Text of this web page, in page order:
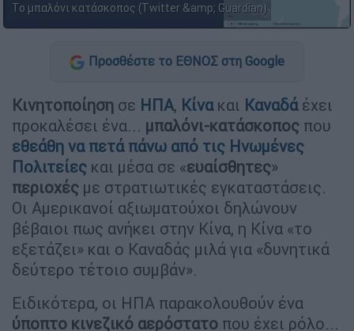
Το μπαλόνι κατάσκοπος (Twitter &amp; Guardian)
Προσθέστε το ΕΘΝΟΣ στη Google
Κινητοποίηση σε ΗΠΑ, Κίνα και Καναδά έχει
προκαλέσει ένα... μπαλόνι-κατάσκοπος που
εθεάθη να πετά πάνω από τις Ηνωμένες
Πολιτείες και μέσα σε «ευαίσθητες»
περιοχές με στρατιωτικές εγκαταστάσεις.
Οι Αμερικανοί αξιωματούχοι δηλώνουν
βέβαιοι πως ανήκει στην Κίνα, η Κίνα «το
εξετάζει» και ο Καναδάς μιλά για «δυνητικά
δεύτερο τέτοιο συμβάν».
Ειδικότερα, οι ΗΠΑ παρακολουθούν ένα
ύποπτο κινεζικό αερόστατο που έχει ρόλο...